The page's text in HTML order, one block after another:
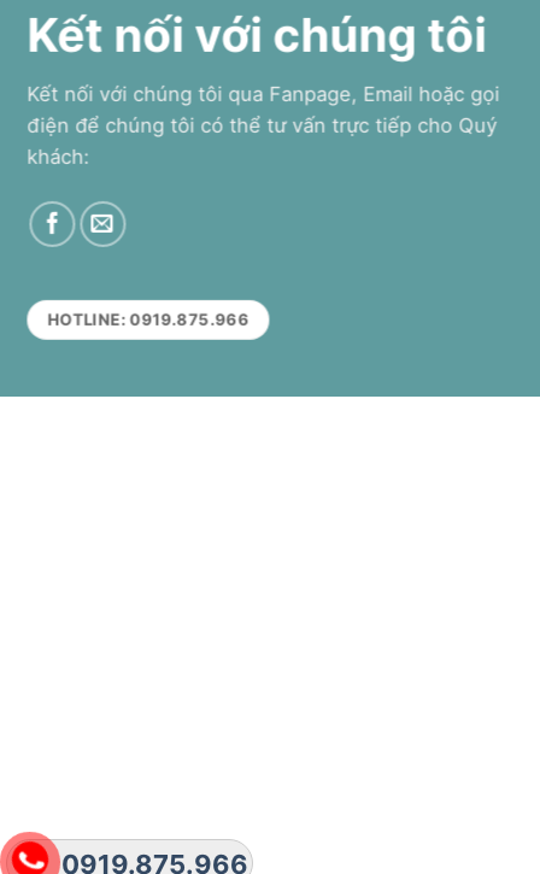
Kết nối với chúng tôi
Kết nối với chúng tôi qua Fanpage, Email hoặc gọi
điện để chúng tôi có thể tư vấn trực tiếp cho Quý
khách:
HOTLINE: 0919.875.966
0919.875.966